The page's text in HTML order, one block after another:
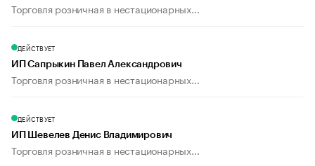
Торговля розничная в нестационарных...
ДЕЙСТВУЕТ
ИП Сапрыкин Павел Александрович
Торговля розничная в нестационарных...
ДЕЙСТВУЕТ
ИП Шевелев Денис Владимирович
Торговля розничная в нестационарных...